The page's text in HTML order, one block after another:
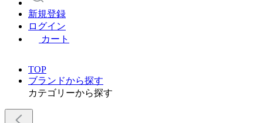
新規登録
ログイン
カート
TOP
ブランドから探す
カテゴリーから探す